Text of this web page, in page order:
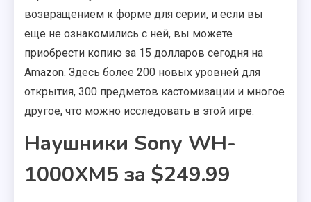
возвращением к форме для серии, и если вы
еще не ознакомились с ней, вы можете
приобрести копию за 15 долларов сегодня на
Amazon. Здесь более 200 новых уровней для
открытия, 300 предметов кастомизации и многое
другое, что можно исследовать в этой игре.
Наушники Sony WH-
1000XM5 за $249.99